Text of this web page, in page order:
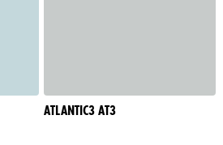
ATLANTIC3 AT3